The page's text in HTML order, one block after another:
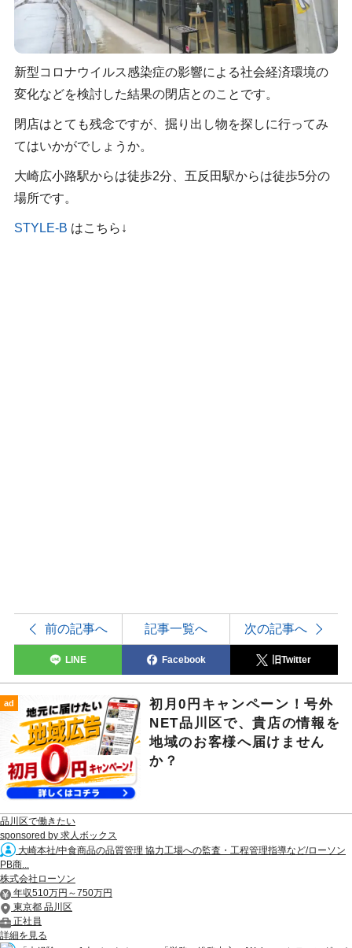
新型コロナウイルス感染症の影響による社会経済環境の
変化などを検討した結果の閉店とのことです。
閉店はとても残念ですが、掘り出し物を探しに行ってみ
てはいかがでしょうか。
大崎広小路駅からは徒歩2分、五反田駅からは徒歩5分の
場所です。
STYLE-B はこちら↓
前の記事へ 記事一覧へ 次の記事へ
LINE Facebook 旧Twitter
ad
初月0円キャンペーン！号外
NET品川区で、貴店の情報を
地域のお客様へ届けません
か？
品川区で働きたい
sponsored by 求人ボックス
大崎本社/中食商品の品質管理 協力工場への監査・工程管理指導など/ローソン
PB商...
株式会社ローソン
年収510万円～750万円
東京都 品川区
正社員
詳細を見る